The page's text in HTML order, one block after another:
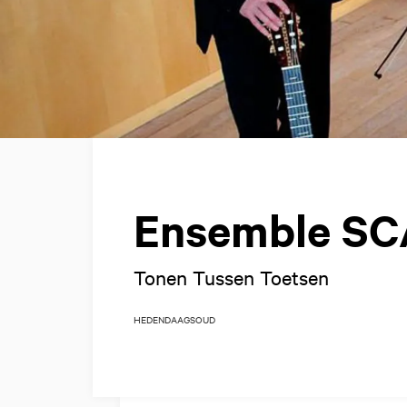
Ensemble
Tonen Tussen Toetsen
HEDENDAAGSOUD